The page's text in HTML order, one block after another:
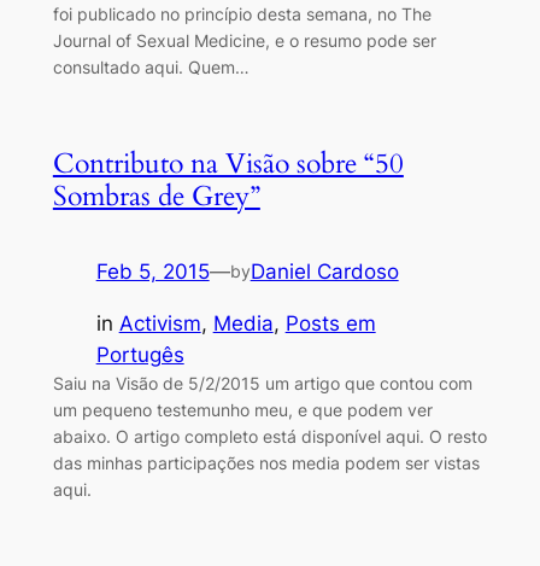
foi publicado no princípio desta semana, no The
Journal of Sexual Medicine, e o resumo pode ser
consultado aqui. Quem…
Contributo na Visão sobre “50
Sombras de Grey”
Feb 5, 2015—byDaniel Cardoso
in Activism, Media, Posts em
Portugês
Saiu na Visão de 5/2/2015 um artigo que contou com
um pequeno testemunho meu, e que podem ver
abaixo. O artigo completo está disponível aqui. O resto
das minhas participações nos media podem ser vistas
aqui.